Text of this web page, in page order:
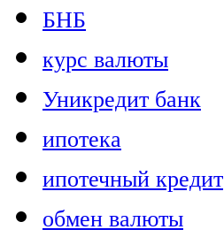
БНБ
курс валюты
Уникредит банк
ипотека
ипотечный кредит
обмен валюты